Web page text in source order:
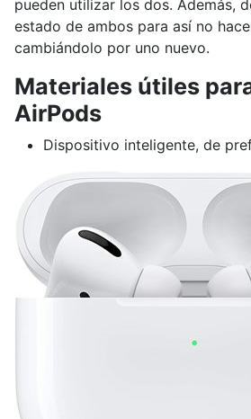
pueden utilizar los dos. Además,
estado de ambos para así no
cambiándolo por uno nuevo.
Materiales útiles
AirPods
Dispositivo inteligente, de